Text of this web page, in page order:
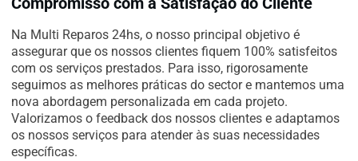
Na Multi Reparos 24hs, o nosso principal objetivo é
assegurar que os nossos clientes fiquem 100% satisfeitos
com os serviços prestados. Para isso, rigorosamente
seguimos as melhores práticas do sector e mantemos uma
nova abordagem personalizada em cada projeto.
Valorizamos o feedback dos nossos clientes e adaptamos
os nossos serviços para atender às suas necessidades
específicas.